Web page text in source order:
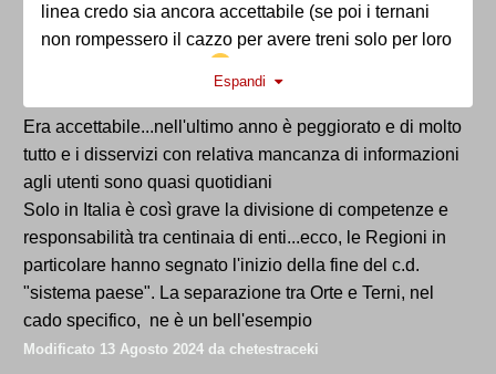
linea credo sia ancora accettabile (se poi i ternani
non rompessero il cazzo per avere treni solo per loro
Espandi
Era accettabile...nell'ultimo anno è peggiorato e di molto
tutto e i disservizi con relativa mancanza di informazioni
agli utenti sono quasi quotidiani
Solo in Italia è così grave la divisione di competenze e
responsabilità tra centinaia di enti...ecco, le Regioni in
particolare hanno segnato l'inizio della fine del c.d.
"sistema paese". La separazione tra Orte e Terni, nel
cado specifico, ne è un bell'esempio
Modificato 13 Agosto 2024 da chetestraceki